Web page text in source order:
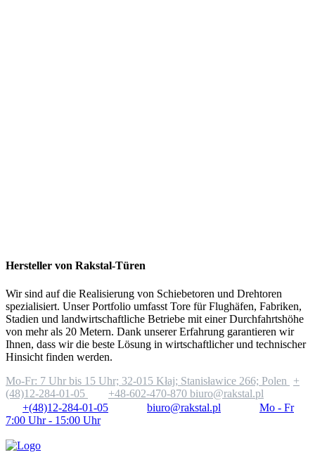
Hersteller von Rakstal-Türen
Wir sind auf die Realisierung von Schiebetoren und Drehtoren
spezialisiert. Unser Portfolio umfasst Tore für Flughäfen, Fabriken,
Stadien und landwirtschaftliche Betriebe mit einer Durchfahrtshöhe
von mehr als 20 Metern. Dank unserer Erfahrung garantieren wir
Ihnen, dass wir die beste Lösung in wirtschaftlicher und technischer
Hinsicht finden werden.
Mo-Fr: 7 Uhr bis 15 Uhr; 32-015 Kłaj; Stanisławice 266; Polen
+
(48)12-284-01-05
+48-602-470-870 biuro@rakstal.pl
+(48)12-284-01-05
biuro@rakstal.pl
Mo - Fr
7:00 Uhr - 15:00 Uhr